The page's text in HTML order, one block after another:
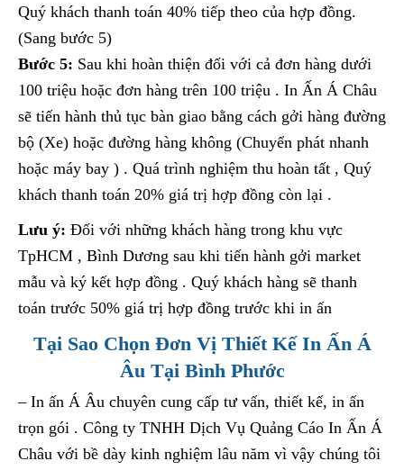
Quý khách thanh toán 40% tiếp theo của hợp đồng.
(Sang bước 5)
Bước 5: Sau khi hoàn thiện đối với cả đơn hàng dưới
100 triệu hoặc đơn hàng trên 100 triệu . In Ấn Á Châu
sẽ tiến hành thủ tục bàn giao bằng cách gởi hàng đường
bộ (Xe) hoặc đường hàng không (Chuyển phát nhanh
hoặc máy bay ) . Quá trình nghiệm thu hoàn tất , Quý
khách thanh toán 20% giá trị hợp đồng còn lại .
Lưu ý: Đối với những khách hàng trong khu vực
TpHCM , Bình Dương sau khi tiến hành gởi market
mẫu và ký kết hợp đồng . Quý khách hàng sẽ thanh
toán trước 50% giá trị hợp đồng trước khi in ấn
Tại Sao Chọn Đơn Vị Thiết Kế In Ấn Á
Âu Tại Bình Phước
– In ấn Á Âu chuyên cung cấp tư vấn, thiết kế, in ấn
trọn gói . Công ty TNHH Dịch Vụ Quảng Cáo In Ấn Á
Châu với bề dày kinh nghiệm lâu năm vì vậy chúng tôi